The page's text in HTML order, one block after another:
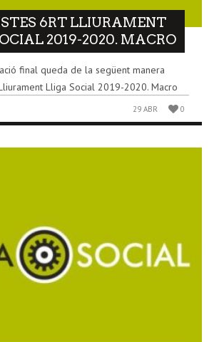
6RT LLIURAMENT
2019-2020. MACRO
final queda de la següent manera
Lliga Social 2019-2020. Macro
29 ABR 0